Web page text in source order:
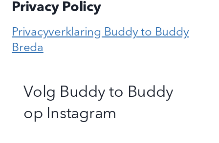
Privacy Policy
Privacyverklaring Buddy to Buddy
Breda
Volg Buddy to Buddy
op Instagram